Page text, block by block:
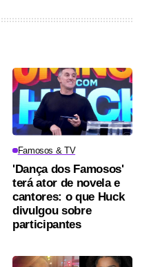
Famosos & TV
'Dança dos Famosos'
terá ator de novela e
cantores: o que Huck
divulgou sobre
participantes